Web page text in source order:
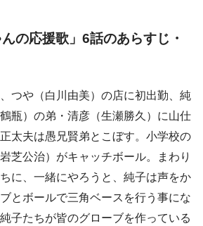
の応援歌」6話のあらすじ・
つや（白川由美）の店に初出勤、純
瓶）の弟・清彦（生瀬勝久）に山仕
太夫は愚兄賢弟とこぼす。小学校の
芝公治）がキャッチボール。まわり
に、一緒にやろうと、純子は声をか
とボールで三角ベースを行う事にな
子たちが皆のグローブを作っている